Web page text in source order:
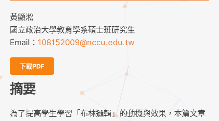
黃顯淞
國立政治大學教育學系碩士班研究生
Email： 108152009@nccu.edu.tw
下載PDF
摘要
為了提高學生學習「布林邏輯」的動機與效果，本篇文章